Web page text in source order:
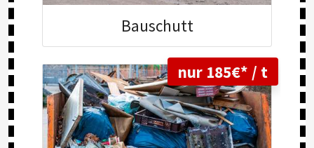
Bauschutt
nur 185€* / t